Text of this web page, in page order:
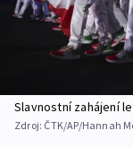
Slavnostní zahájení
Zdroj: ČTK/AP/Hannah